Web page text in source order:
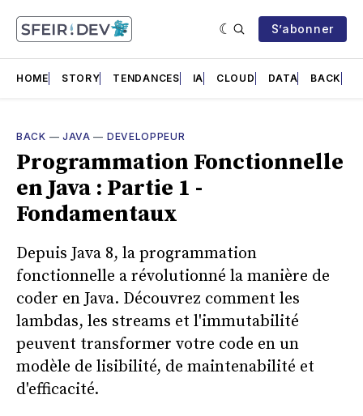
S’abonner
HOME STORY TENDANCES IA CLOUD DATA BACK
BACK — JAVA — DEVELOPPEUR
Programmation Fonctionnelle
en Java : Partie 1 -
Fondamentaux
Depuis Java 8, la programmation
fonctionnelle a révolutionné la manière de
coder en Java. Découvrez comment les
lambdas, les streams et l'immutabilité
peuvent transformer votre code en un
modèle de lisibilité, de maintenabilité et
d'efficacité.